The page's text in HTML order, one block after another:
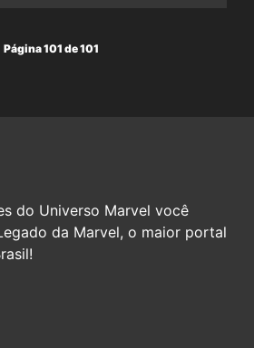
Página 101 de 101
do Universo Marvel você
da Marvel, o maior portal